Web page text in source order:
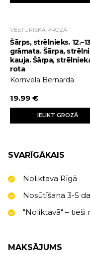
VĒSTURISKĀ PROZA
Šārps, strēlnieks.
grāmata. Šārpa,
kauja. Šārpa,
rota
Kornvela Bernarda
19.99 €
IELIKT GROZĀ
SVARĪGĀKAIS
Noliktava Rīgā
Nosūtīšana 3-5
"Noliktavā" – tieši
MAKSĀJUMS